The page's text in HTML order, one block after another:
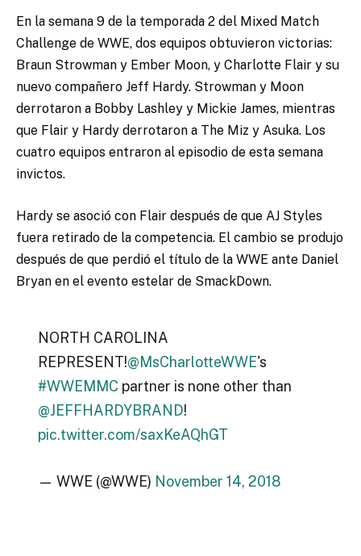
En la semana 9 de la temporada 2 del Mixed Match
Challenge de WWE, dos equipos obtuvieron victorias:
Braun Strowman y Ember Moon, y Charlotte Flair y su
nuevo compañero Jeff Hardy. Strowman y Moon
derrotaron a Bobby Lashley y Mickie James, mientras
que Flair y Hardy derrotaron a The Miz y Asuka. Los
cuatro equipos entraron al episodio de esta semana
invictos.
Hardy se asoció con Flair después de que AJ Styles
fuera retirado de la competencia. El cambio se produjo
después de que perdió el título de la WWE ante Daniel
Bryan en el evento estelar de SmackDown.
NORTH CAROLINA
REPRESENT!@MsCharlotteWWE's
#WWEMMC partner is none other than
@JEFFHARDYBRAND!
pic.twitter.com/saxKeAQhGT
— WWE (@WWE) November 14, 2018